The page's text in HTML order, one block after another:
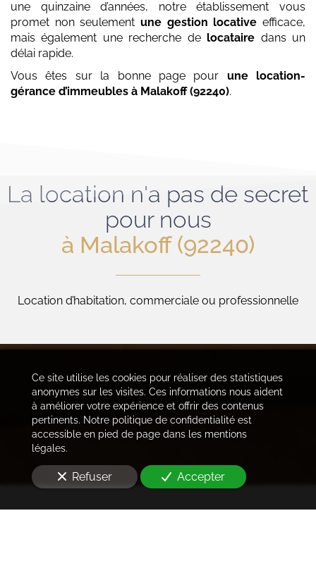
une quinzaine d’années, notre établissement vous
promet non seulement une gestion locative efficace,
mais également une recherche de locataire dans un
délai rapide.
Vous êtes sur la bonne page pour une location-
gérance d’immeubles à Malakoff (92240).
La location n'a pas de secret
pour nous
à Malakoff (92240)
Location d’habitation, commerciale ou professionnelle
Ce site utilise les cookies pour réaliser des statistiques
anonymes sur les visites. Ces informations nous aident
à améliorer votre expérience et offrir des contenus
pertinents. Notre politique de confidentialité est
accessible en pied de page dans les mentions
légales.
Refuser Accepter